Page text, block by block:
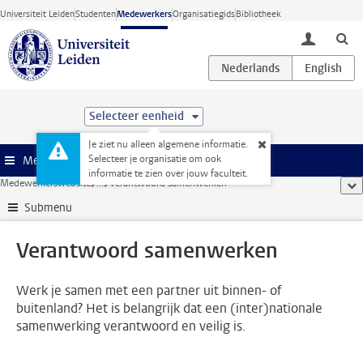
Ga direct naar de inhoud
Universiteit LeidenStudentenMedewerkersOrganisatiegidsBibliotheek
toggle
Selecteer eenheid
Je ziet nu alleen algemene informatie.
Selecteer je organisatie om ook
informatie te zien over jouw faculteit.
Menu
Medewerkerswebsite ... Verantwoord samenwerken
Submenu
Verantwoord samenwerken
Werk je samen met een partner uit binnen- of
buitenland? Het is belangrijk dat een (inter)nationale
samenwerking verantwoord en veilig is.